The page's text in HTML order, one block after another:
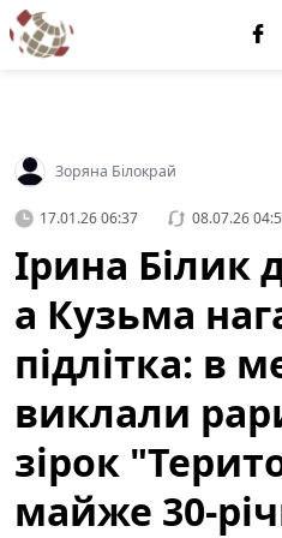
Зоряна Білокрай
17.01.26 06:37 08.07.26
Ірина Білик
а Кузьма
підлітка: в
виклали
зірок
майже 30-